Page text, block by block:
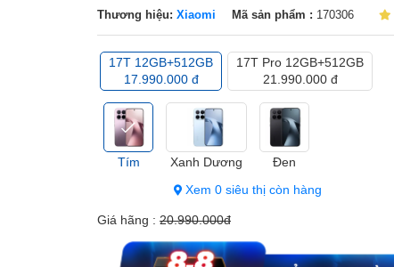
Thương hiệu: Xiaomi Mã sản phẩm : 170306
17T 12GB+512GB
17.990.000 đ
17T Pro 12GB+512GB
21.990.000 đ
Tím Xanh Dương
Đen
Xem 0 siêu thị còn hàng
Giá hãng : 20.990.000đ